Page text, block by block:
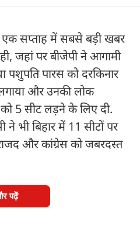
एक सप्ताह में सबसे बड़ी खबर
जहां पर बीजेपी ने आगामी
पारस को दरकिनार
लगाया और उनकी लोक
को 5 सीट लड़ने के लिए दी.
भी बिहार में 11 सीटों पर
और कांग्रेस को जबरदस्त
पढ़ें